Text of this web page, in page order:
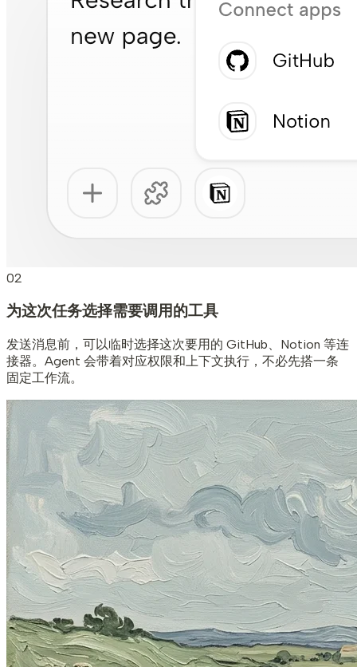
02
为这次任务选择需要调用的工具
发送消息前，可以临时选择这次要用的 GitHub、Notion 等连
接器。Agent 会带着对应权限和上下文执行，不必先搭一条
固定工作流。